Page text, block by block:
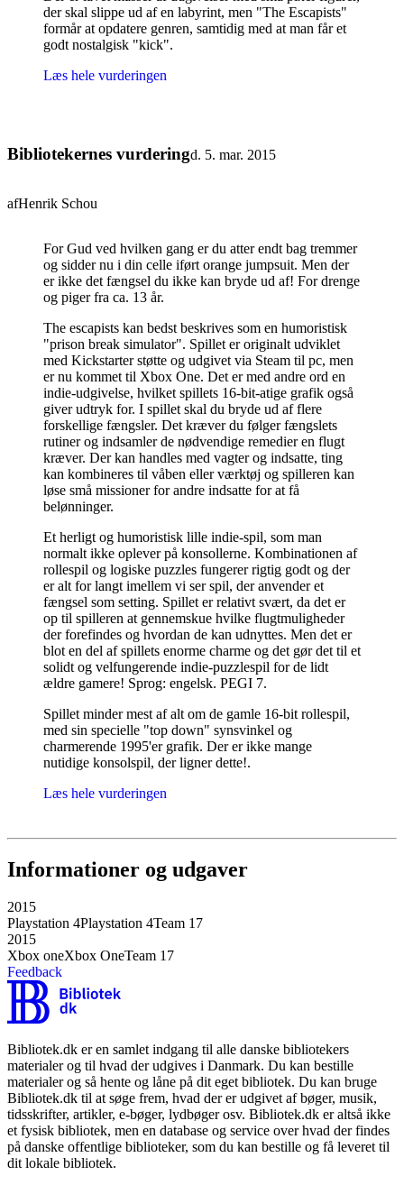
der skal slippe ud af en labyrint, men "The Escapists"
formår at opdatere genren, samtidig med at man får et
godt nostalgisk "kick".
Læs hele vurderingen
Bibliotekernes vurderingd. 5. mar. 2015
afHenrik Schou
For Gud ved hvilken gang er du atter endt bag tremmer
og sidder nu i din celle iført orange jumpsuit. Men der
er ikke det fængsel du ikke kan bryde ud af! For drenge
og piger fra ca. 13 år.
The escapists kan bedst beskrives som en humoristisk
"prison break simulator". Spillet er originalt udviklet
med Kickstarter støtte og udgivet via Steam til pc, men
er nu kommet til Xbox One. Det er med andre ord en
indie-udgivelse, hvilket spillets 16-bit-atige grafik også
giver udtryk for. I spillet skal du bryde ud af flere
forskellige fængsler. Det kræver du følger fængslets
rutiner og indsamler de nødvendige remedier en flugt
kræver. Der kan handles med vagter og indsatte, ting
kan kombineres til våben eller værktøj og spilleren kan
løse små missioner for andre indsatte for at få
belønninger.
Et herligt og humoristisk lille indie-spil, som man
normalt ikke oplever på konsollerne. Kombinationen af
rollespil og logiske puzzles fungerer rigtig godt og der
er alt for langt imellem vi ser spil, der anvender et
fængsel som setting. Spillet er relativt svært, da det er
op til spilleren at gennemskue hvilke flugtmuligheder
der forefindes og hvordan de kan udnyttes. Men det er
blot en del af spillets enorme charme og det gør det til et
solidt og velfungerende indie-puzzlespil for de lidt
ældre gamere! Sprog: engelsk. PEGI 7.
Spillet minder mest af alt om de gamle 16-bit rollespil,
med sin specielle "top down" synsvinkel og
charmerende 1995'er grafik. Der er ikke mange
nutidige konsolspil, der ligner dette!.
Læs hele vurderingen
Informationer og udgaver
2015
Playstation 4Playstation 4Team 17
2015
Xbox oneXbox OneTeam 17
Feedback
Bibliotek.dk er en samlet indgang til alle danske bibliotekers
materialer og til hvad der udgives i Danmark. Du kan bestille
materialer og så hente og låne på dit eget bibliotek. Du kan bruge
Bibliotek.dk til at søge frem, hvad der er udgivet af bøger, musik,
tidsskrifter, artikler, e-bøger, lydbøger osv. Bibliotek.dk er altså ikke
et fysisk bibliotek, men en database og service over hvad der findes
på danske offentlige biblioteker, som du kan bestille og få leveret til
dit lokale bibliotek.